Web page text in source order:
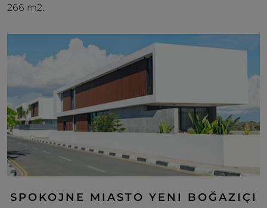
266 m2.
SPOKOJNE MIASTO YENI BOĞAZIÇI